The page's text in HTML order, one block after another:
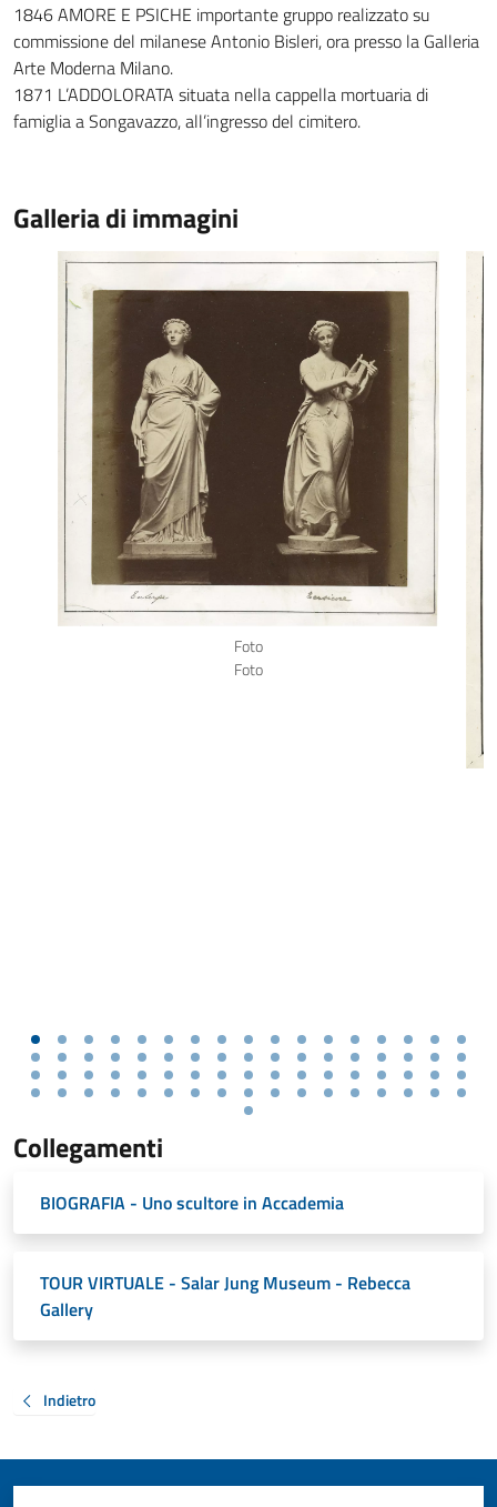
1846 AMORE E PSICHE importante gruppo realizzato su
commissione del milanese Antonio Bisleri, ora presso la Galleria
Arte Moderna Milano.
1871 L’ADDOLORATA situata nella cappella mortuaria di
famiglia a Songavazzo, all’ingresso del cimitero.
Galleria di immagini
Foto
Foto
Collegamenti
BIOGRAFIA - Uno scultore in Accademia
TOUR VIRTUALE - Salar Jung Museum - Rebecca
Gallery
Indietro